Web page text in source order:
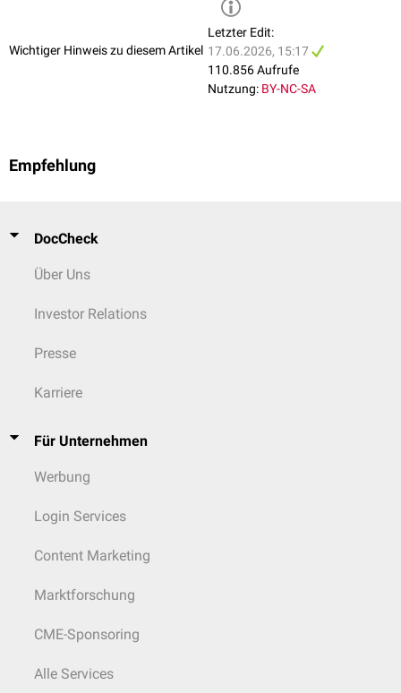
Wichtiger Hinweis zu diesem Artikel
Letzter Edit:
17.06.2026, 15:17
110.856 Aufrufe
Nutzung: BY-NC-SA
Empfehlung
DocCheck
Über Uns
Investor Relations
Presse
Karriere
Für Unternehmen
Werbung
Login Services
Content Marketing
Marktforschung
CME-Sponsoring
Alle Services